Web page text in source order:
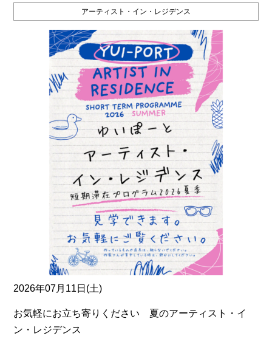
アーティスト・イン・レジデンス
2026年07月11日(土)
お気軽にお立ち寄りください 夏のアーティスト・イ
ン・レジデンス